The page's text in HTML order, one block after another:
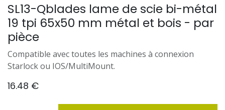
SL13-Qblades lame de scie bi-métal
19 tpi 65x50 mm métal et bois - par
pièce
Compatible avec toutes les machines à connexion
Starlock ou IOS/MultiMount.
16.48 €